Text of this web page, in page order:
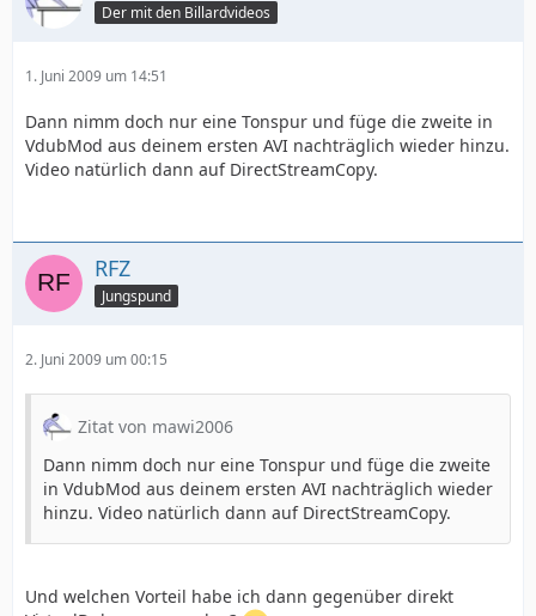
Der mit den Billardvideos
1. Juni 2009 um 14:51
Dann nimm doch nur eine Tonspur und füge die zweite in
VdubMod aus deinem ersten AVI nachträglich wieder hinzu.
Video natürlich dann auf DirectStreamCopy.
RFZ
Jungspund
2. Juni 2009 um 00:15
Zitat von mawi2006
Dann nimm doch nur eine Tonspur und füge die zweite
in VdubMod aus deinem ersten AVI nachträglich wieder
hinzu. Video natürlich dann auf DirectStreamCopy.
Und welchen Vorteil habe ich dann gegenüber direkt